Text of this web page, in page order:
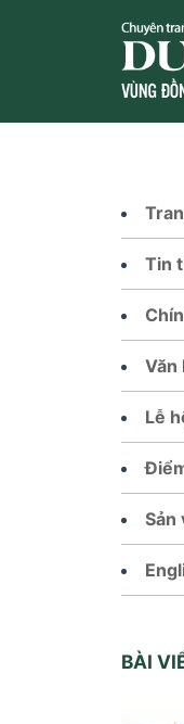
Tin
Văn
Lễ
Sản
BÀI